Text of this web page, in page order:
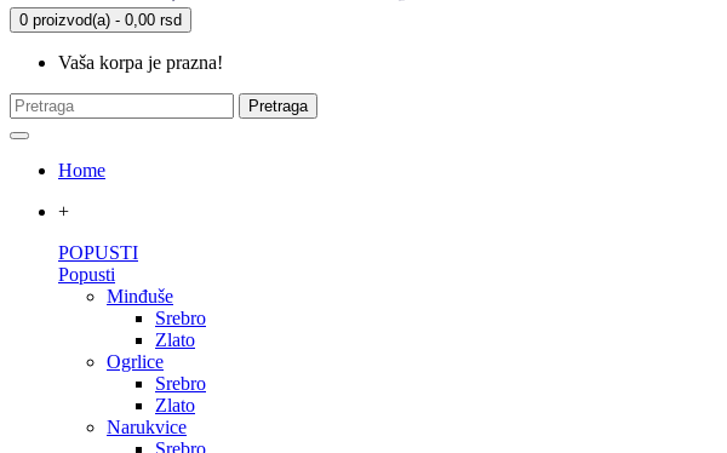
0 proizvod(a) - 0,00 rsd
Vaša korpa je prazna!
Pretraga
Home
+
POPUSTI
Popusti
Minđuše
Srebro
Zlato
Ogrlice
Srebro
Zlato
Narukvice